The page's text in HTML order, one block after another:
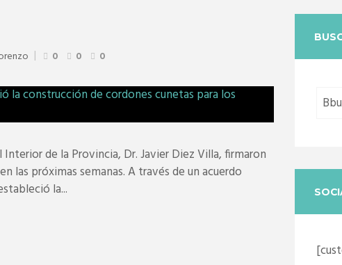
0 0 0
de la Provincia, Dr. Javier Diez Villa, firmaron
las próximas semanas. A través de un acuerdo
la...